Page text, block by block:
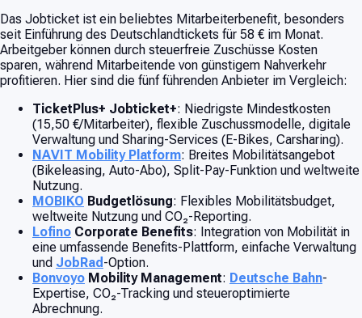
Das Jobticket ist ein beliebtes Mitarbeiterbenefit, besonders
seit Einführung des Deutschlandtickets für 58 € im Monat.
Arbeitgeber können durch steuerfreie Zuschüsse Kosten
sparen, während Mitarbeitende von günstigem Nahverkehr
profitieren. Hier sind die fünf führenden Anbieter im Vergleich:
TicketPlus+ Jobticket+: Niedrigste Mindestkosten
(15,50 €/Mitarbeiter), flexible Zuschussmodelle, digitale
Verwaltung und Sharing-Services (E-Bikes, Carsharing).
NAVIT Mobility Platform: Breites Mobilitätsangebot
(Bikeleasing, Auto-Abo), Split-Pay-Funktion und weltweite
Nutzung.
MOBIKO Budgetlösung: Flexibles Mobilitätsbudget,
weltweite Nutzung und CO₂-Reporting.
Lofino Corporate Benefits: Integration von Mobilität in
eine umfassende Benefits-Plattform, einfache Verwaltung
und JobRad -Option.
Bonvoyo Mobility Management: Deutsche Bahn-
Expertise, CO₂-Tracking und steueroptimierte
Abrechnung.